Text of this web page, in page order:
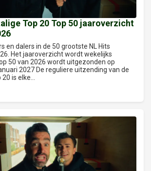
Top 20 Top 50 jaaroverzicht
en dalers in de 50 grootste NL Hits
Het jaaroverzicht wordt wekelijks
50 van 2026 wordt uitgezonden op
2027 De reguliere uitzending van de
is elke...